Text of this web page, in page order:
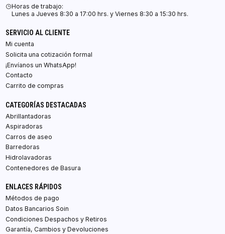
Horas de trabajo:
Lunes a Jueves 8:30 a 17:00 hrs. y Viernes 8:30 a 15:30 hrs.
SERVICIO AL CLIENTE
Mi cuenta
Solicita una cotización formal
¡Envíanos un WhatsApp!
Contacto
Carrito de compras
CATEGORÍAS DESTACADAS
Abrillantadoras
Aspiradoras
Carros de aseo
Barredoras
Hidrolavadoras
Contenedores de Basura
ENLACES RÁPIDOS
Métodos de pago
Datos Bancarios Soin
Condiciones Despachos y Retiros
Garantía, Cambios y Devoluciones